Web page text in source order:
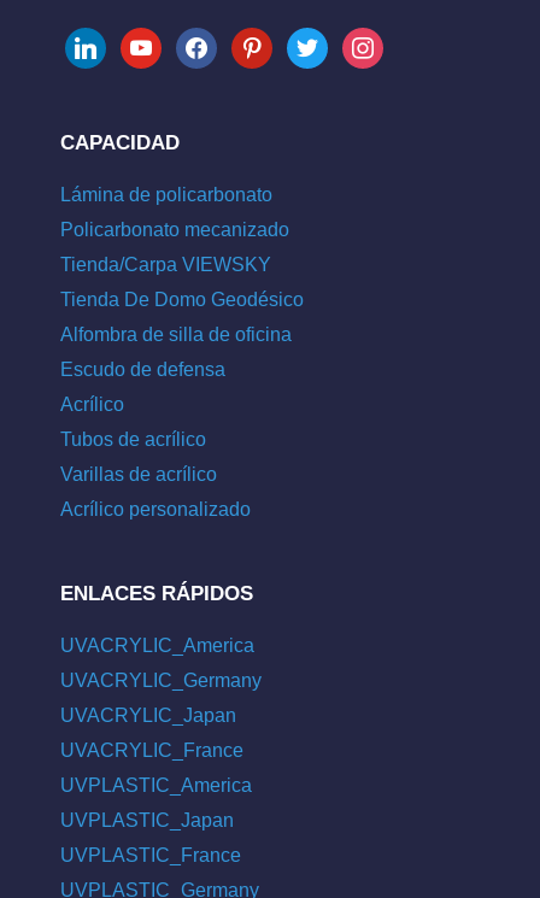
linkedinyoutubefacebookpinteresttwitter instagram
CAPACIDAD
Lámina de policarbonato
Policarbonato mecanizado
Tienda/Carpa VIEWSKY
Tienda De Domo Geodésico
Alfombra de silla de oficina
Escudo de defensa
Acrílico
Tubos de acrílico
Varillas de acrílico
Acrílico personalizado
ENLACES RÁPIDOS
UVACRYLIC_America
UVACRYLIC_Germany
UVACRYLIC_Japan
UVACRYLIC_France
UVPLASTIC_America
UVPLASTIC_Japan
UVPLASTIC_France
UVPLASTIC_Germany